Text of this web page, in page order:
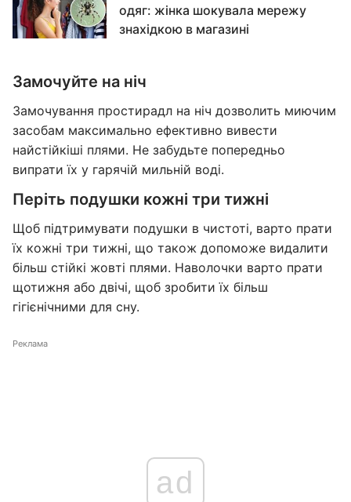
одяг: жінка шокувала мережу
знахідкою в магазині
Замочуйте на ніч
Замочування простирадл на ніч дозволить миючим
засобам максимально ефективно вивести
найстійкіші плями. Не забудьте попередньо
випрати їх у гарячій мильній воді.
Періть подушки кожні три тижні
Щоб підтримувати подушки в чистоті, варто прати
їх кожні три тижні, що також допоможе видалити
більш стійкі жовті плями. Наволочки варто прати
щотижня або двічі, щоб зробити їх більш
гігієнічними для сну.
Реклама
ad